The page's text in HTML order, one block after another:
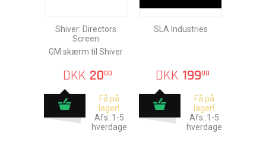
Shiver: Directors
Screen
GM skærm til Shiver
DKK 2000
Få på
lager!
Afs.:1-5
hverdage
SLA Industries
DKK 19900
Få på
lager!
Afs.:1-5
hverdage